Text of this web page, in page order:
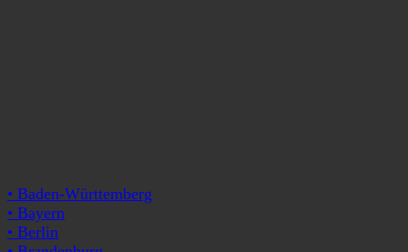
• Baden-Württemberg
• Bayern
• Berlin